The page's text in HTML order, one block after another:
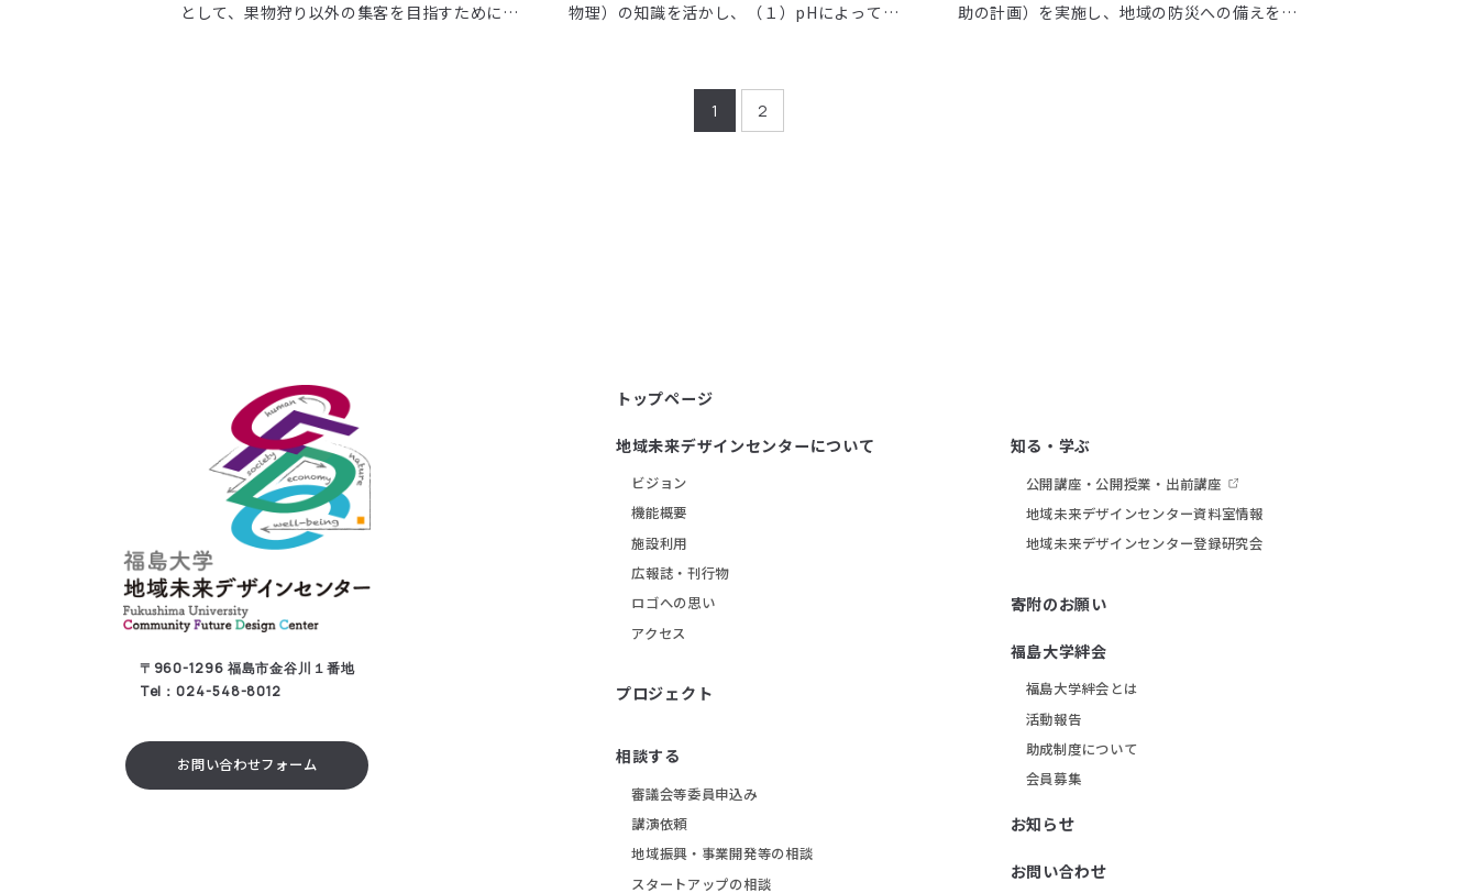
として、果物狩り以外の集客を目指すために
物理）の知識を活かし、（１）pHによってお
則）を捉える。（４）スーパーボールを作ろ
う、（５）つかめる水の不思議を行った。紙芝
居や寸劇など小学生にも分かりやすく解説する
助の計画）を実施し、地域の防災への備えを高
1 2
〒960-1296 福島市金谷川１番地
Tel：024-548-8012
お問い合わせフォーム
トップページ
地域未来デザインセンターについて
ビジョン
機能概要
施設利用
広報誌・刊行物
ロゴへの思い
アクセス
プロジェクト
相談する
審議会等委員申込み
講演依頼
地域振興・事業開発等の相談
スタートアップの相談
知る・学ぶ
公開講座・公開授業・出前講座
地域未来デザインセンター資料室情報
地域未来デザインセンター登録研究会
寄附のお願い
福島大学絆会
福島大学絆会とは
活動報告
助成制度について
会員募集
お知らせ
お問い合わせ